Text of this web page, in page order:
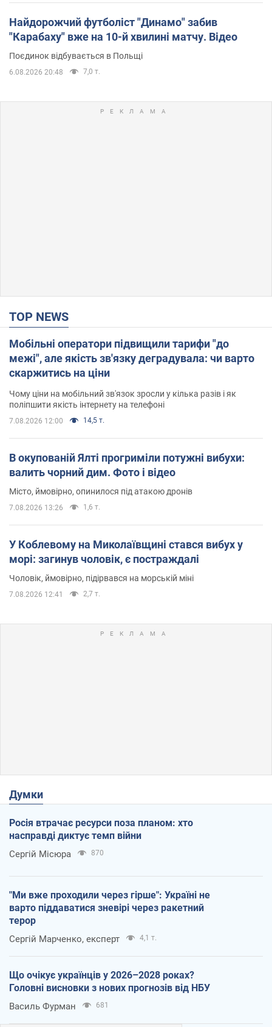
Найдорожчий футболіст "Динамо" забив
"Карабаху" вже на 10-й хвилині матчу. Відео
Поєдинок відбувається в Польщі
6.08.2026 20:48 7,0 т.
TOP NEWS
Мобільні оператори підвищили тарифи "до
межі", але якість зв'язку деградувала: чи варто
скаржитись на ціни
Чому ціни на мобільний зв'язок зросли у кілька разів і як
поліпшити якість інтернету на телефоні
7.08.2026 12:00 14,5 т.
В окупованій Ялті прогриміли потужні вибухи:
валить чорний дим. Фото і відео
Місто, ймовірно, опинилося під атакою дронів
7.08.2026 13:26 1,6 т.
У Коблевому на Миколаївщині стався вибух у
морі: загинув чоловік, є постраждалі
Чоловік, ймовірно, підірвався на морській міні
7.08.2026 12:41 2,7 т.
Думки
Росія втрачає ресурси поза планом: хто
насправді диктує темп війни
Сергій Місюра 870
"Ми вже проходили через гірше": Україні не
варто піддаватися зневірі через ракетний
терор
Сергій Марченко, експерт 4,1 т.
Що очікує українців у 2026–2028 роках?
Головні висновки з нових прогнозів від НБУ
Василь Фурман 681